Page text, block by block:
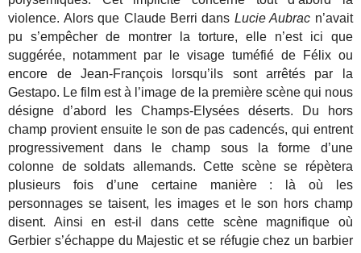
violence. Alors que Claude Berri dans Lucie Aubrac n’avait
pu s’empêcher de montrer la torture, elle n’est ici que
suggérée, notamment par le visage tuméfié de Félix ou
encore de Jean-François lorsqu’ils sont arrêtés par la
Gestapo. Le film est à l’image de la première scène qui nous
désigne d’abord les Champs-Elysées déserts. Du hors
champ provient ensuite le son de pas cadencés, qui entrent
progressivement dans le champ sous la forme d’une
colonne de soldats allemands. Cette scène se répètera
plusieurs fois d’une certaine manière : là où les
personnages se taisent, les images et le son hors champ
disent. Ainsi en est-il dans cette scène magnifique où
Gerbier s’échappe du Majestic et se réfugie chez un barbier